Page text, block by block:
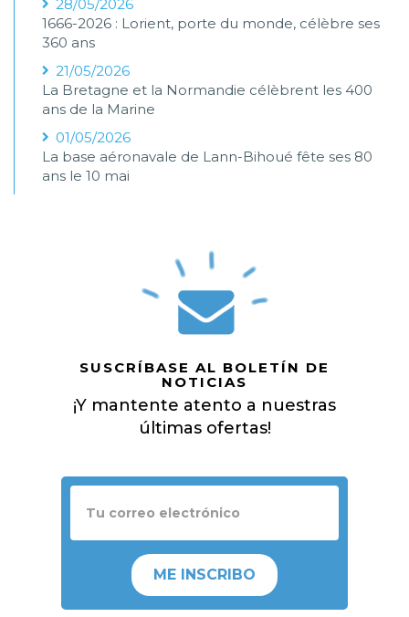
28/05/2026
1666-2026 : Lorient, porte du monde, célèbre ses
360 ans
21/05/2026
La Bretagne et la Normandie célèbrent les 400
ans de la Marine
01/05/2026
La base aéronavale de Lann-Bihoué fête ses 80
ans le 10 mai
SUSCRÍBASE AL BOLETÍN DE
NOTICIAS
¡Y mantente atento a nuestras
últimas ofertas!
ME INSCRIBO